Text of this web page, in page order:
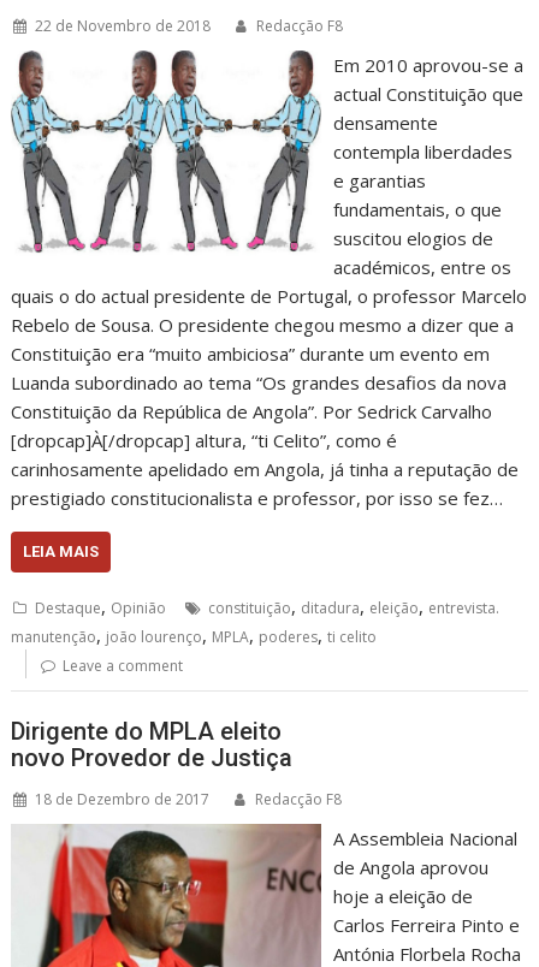
22 de Novembro de 2018 Redacção F8
Em 2010 aprovou-se a
actual Constituição que
densamente
contempla liberdades
e garantias
fundamentais, o que
suscitou elogios de
académicos, entre os
quais o do actual presidente de Portugal, o professor Marcelo
Rebelo de Sousa. O presidente chegou mesmo a dizer que a
Constituição era “muito ambiciosa” durante um evento em
Luanda subordinado ao tema “Os grandes desafios da nova
Constituição da República de Angola”. Por Sedrick Carvalho
[dropcap]À[/dropcap] altura, “ti Celito”, como é
carinhosamente apelidado em Angola, já tinha a reputação de
prestigiado constitucionalista e professor, por isso se fez…
LEIA MAIS
Destaque, Opinião constituição, ditadura, eleição, entrevista.
manutenção, joão lourenço, MPLA, poderes,ti celito
Leave a comment
Dirigente do MPLA eleito
novo Provedor de Justiça
18 de Dezembro de 2017 Redacção F8
A Assembleia Nacional
de Angola aprovou
hoje a eleição de
Carlos Ferreira Pinto e
Antónia Florbela Rocha